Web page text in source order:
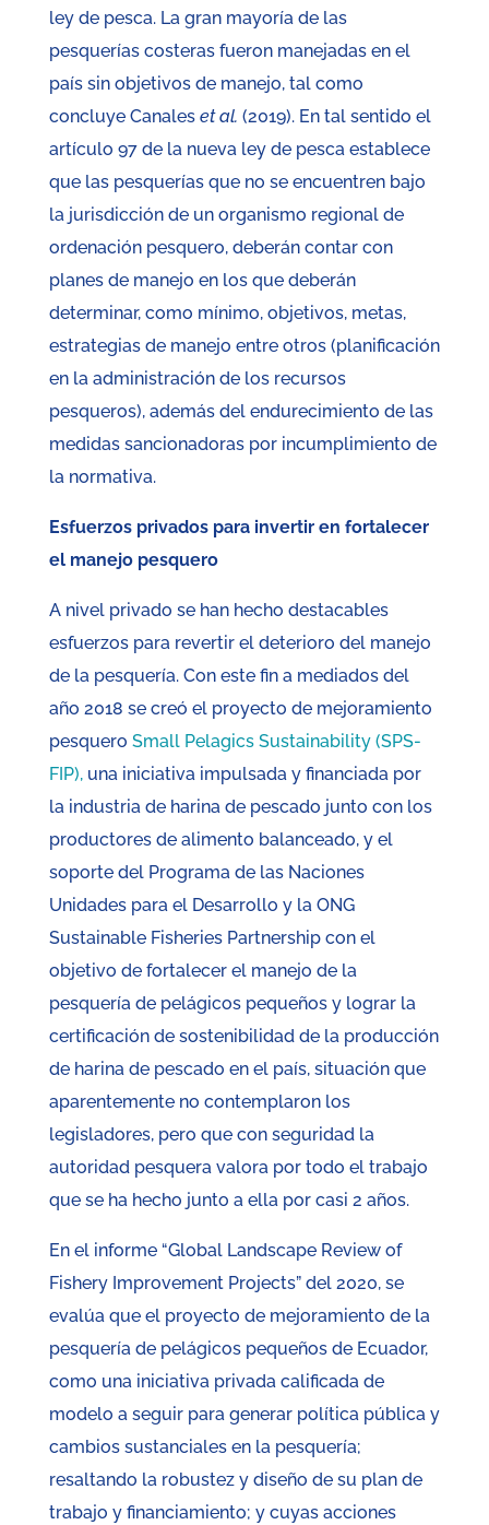
ley de pesca. La gran mayoría de las
pesquerías costeras fueron manejadas en el
país sin objetivos de manejo, tal como
concluye Canales et al. (2019). En tal sentido el
artículo 97 de la nueva ley de pesca establece
que las pesquerías que no se encuentren bajo
la jurisdicción de un organismo regional de
ordenación pesquero, deberán contar con
planes de manejo en los que deberán
determinar, como mínimo, objetivos, metas,
estrategias de manejo entre otros (planificación
en la administración de los recursos
pesqueros), además del endurecimiento de las
medidas sancionadoras por incumplimiento de
la normativa.
Esfuerzos privados para invertir en fortalecer
el manejo pesquero
A nivel privado se han hecho destacables
esfuerzos para revertir el deterioro del manejo
de la pesquería. Con este fin a mediados del
año 2018 se creó el proyecto de mejoramiento
pesquero Small Pelagics Sustainability (SPS-
FIP),una iniciativa impulsada y financiada por
la industria de harina de pescado junto con los
productores de alimento balanceado, y el
soporte del Programa de las Naciones
Unidades para el Desarrollo y la ONG
Sustainable Fisheries Partnership con el
objetivo de fortalecer el manejo de la
pesquería de pelágicos pequeños y lograr la
certificación de sostenibilidad de la producción
de harina de pescado en el país, situación que
aparentemente no contemplaron los
legisladores, pero que con seguridad la
autoridad pesquera valora por todo el trabajo
que se ha hecho junto a ella por casi 2 años.
En el informe “Global Landscape Review of
Fishery Improvement Projects” del 2020, se
evalúa que el proyecto de mejoramiento de la
pesquería de pelágicos pequeños de Ecuador,
como una iniciativa privada calificada de
modelo a seguir para generar política pública y
cambios sustanciales en la pesquería;
resaltando la robustez y diseño de su plan de
trabajo y financiamiento; y cuyas acciones